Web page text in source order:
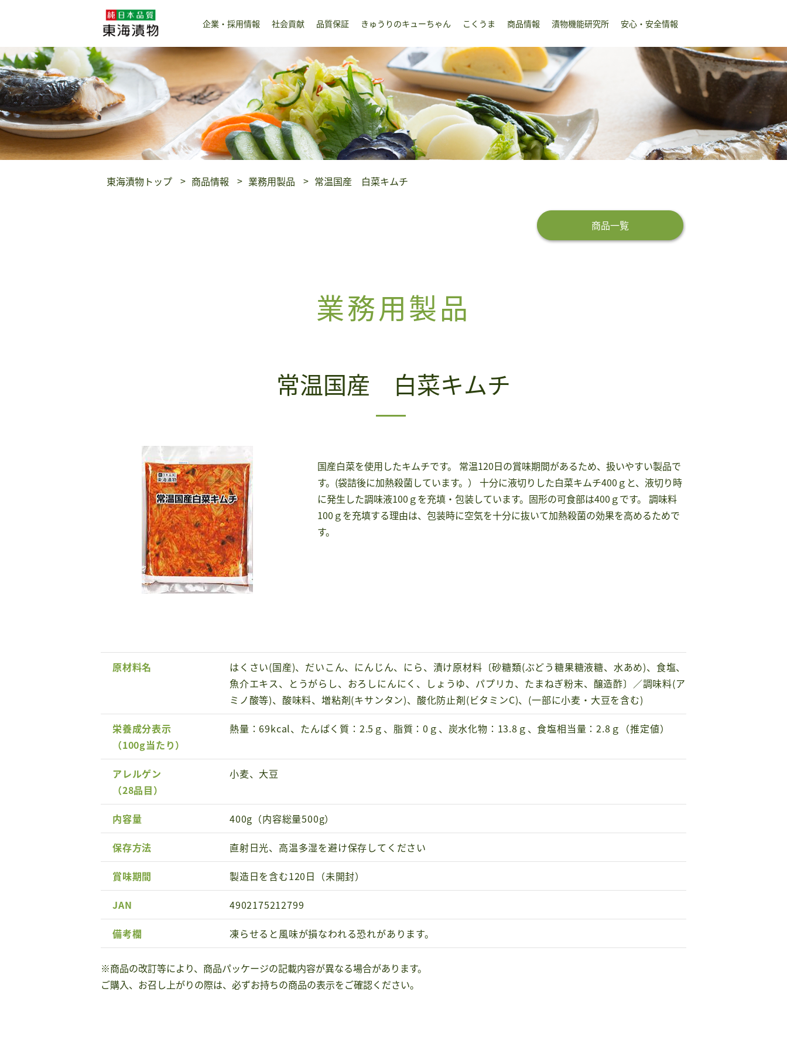
企業・採用情報 社会貢献 品質保証 きゅうりのキューちゃん こくうま 商品情報 漬物機能研究所 安心・安全情報
東海漬物トップ 商品情報 業務用製品 常温国産 白菜キムチ
商品一覧
業務用製品
常温国産 白菜キムチ
国産白菜を使用したキムチです。 常温120日の賞味期間があるため、扱いやすい製品で
す。(袋詰後に加熱殺菌しています。） 十分に液切りした白菜キムチ400ｇと、液切り時
に発生した調味液100ｇを充填・包装しています。固形の可食部は400ｇです。 調味料
100ｇを充填する理由は、包装時に空気を十分に抜いて加熱殺菌の効果を高めるためで
す。
原材料名
はくさい(国産)、だいこん、にんじん、にら、漬け原材料〔砂糖類(ぶどう糖果糖液糖、水あめ)、食塩、
魚介エキス、とうがらし、おろしにんにく、しょうゆ、パプリカ、たまねぎ粉末、醸造酢〕／調味料(ア
ミノ酸等)、酸味料、増粘剤(キサンタン)、酸化防止剤(ビタミンC)、(一部に小麦・大豆を含む)
栄養成分表示
（100g当たり）
熱量：69kcal、たんぱく質：2.5ｇ、脂質：0ｇ、炭水化物：13.8ｇ、食塩相当量：2.8ｇ（推定値）
アレルゲン
（28品目）
小麦、大豆
内容量 400g（内容総量500g）
保存方法 直射日光、高温多湿を避け保存してください
賞味期間 製造日を含む120日（未開封）
JAN 4902175212799
備考欄 凍らせると風味が損なわれる恐れがあります。
※商品の改訂等により、商品パッケージの記載内容が異なる場合があります。
ご購入、お召し上がりの際は、必ずお持ちの商品の表示をご確認ください。